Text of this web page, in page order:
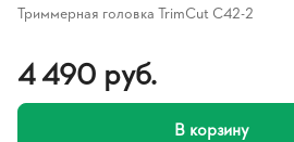
Триммерная головка TrimCut C42-2
4 490 руб.
В корзину